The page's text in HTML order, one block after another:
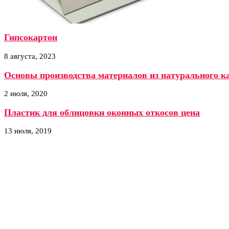
Гипсокартон
8 августа, 2023
Основы производства материалов из натурального
2 июля, 2020
Пластик для облицовки оконных откосов цена
13 июля, 2019